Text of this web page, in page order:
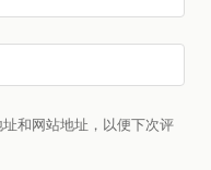
和网站地址，以便下次评